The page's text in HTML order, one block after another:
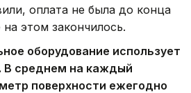
оплата не была до конца
этом закончилось.
оборудование использует
В среднем на каждый
поверхности ежегодно